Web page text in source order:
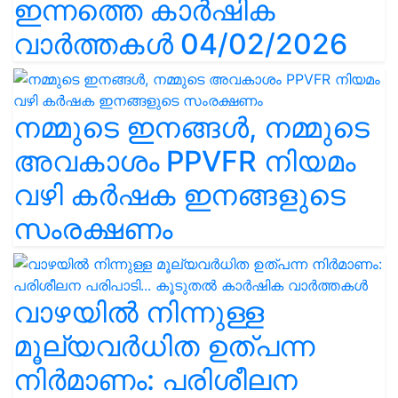
ഇന്നത്തെ കാർഷിക
വാർത്തകൾ 04/02/2026
നമ്മുടെ ഇനങ്ങൾ, നമ്മുടെ
അവകാശം PPVFR നിയമം
വഴി കർഷക ഇനങ്ങളുടെ
സംരക്ഷണം
വാഴയിൽ നിന്നുള്ള
മൂല്യവർധിത ഉത്പന്ന
നിർമാണം: പരിശീലന